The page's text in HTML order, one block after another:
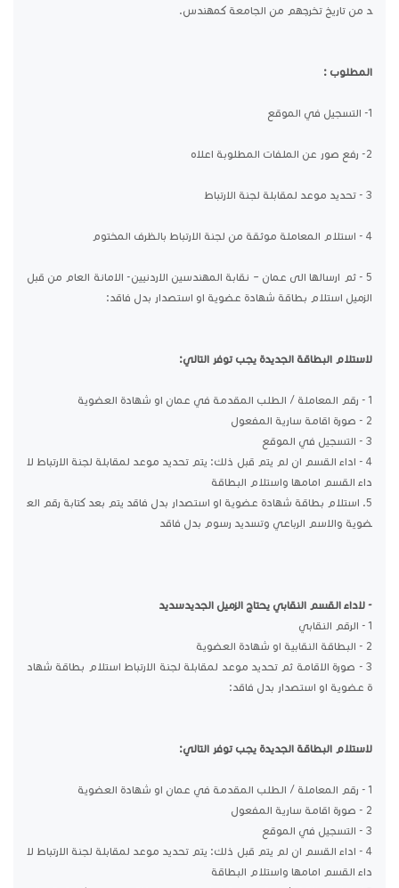
د من تاريخ تخرجهم من الجامعة كمهندس.
المطلوب :
1- التسجيل في الموقع
2- رفع صور عن الملفات المطلوبة اعلاه
3 - تحديد موعد لمقابلة لجنة الارتباط
4 - استلام المعاملة موثقة من لجنة الارتباط بالظرف المختوم
5 - ثم ارسالها الى عمان – نقابة المهندسين الاردنيين- الامانة العام من قبل
الزميل استلام بطاقة شهادة عضوية او استصدار بدل فاقد:
لاستلام البطاقة الجديدة يجب توفر التالي:
1 - رقم المعاملة / الطلب المقدمة في عمان او شهادة العضوية
2 - صورة اقامة سارية المفعول
3 - التسجيل في الموقع
4 - اداء القسم ان لم يتم قبل ذلك: يتم تحديد موعد لمقابلة لجنة الارتباط لا
داء القسم امامها واستلام البطاقة
5. استلام بطاقة شهادة عضوية او استصدار بدل فاقد يتم بعد كتابة رقم الع
ضوية والاسم الرباعي وتسديد رسوم بدل فاقد
- لاداء القسم النقابي يحتاج الزميل الجديدسديد
1 - الرقم النقابي
2 - البطاقة النقابية او شهادة العضوية
3 - صورة الاقامة ثم تحديد موعد لمقابلة لجنة الارتباط استلام بطاقة شهاد
ة عضوية او استصدار بدل فاقد:
لاستلام البطاقة الجديدة يجب توفر التالي:
1 - رقم المعاملة / الطلب المقدمة في عمان او شهادة العضوية
2 - صورة اقامة سارية المفعول
3 - التسجيل في الموقع
4 - اداء القسم ان لم يتم قبل ذلك: يتم تحديد موعد لمقابلة لجنة الارتباط لا
داء القسم امامها واستلام البطاقة